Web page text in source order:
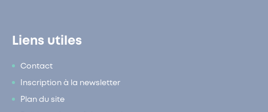
Liens utiles
Contact
Inscription à la newsletter
Plan du site